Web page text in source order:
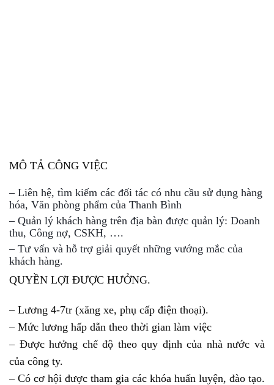
MÔ TẢ CÔNG VIỆC
– Liên hệ, tìm kiếm các đối tác có nhu cầu sử dụng hàng
hóa, Văn phòng phẩm của Thanh Bình
– Quản lý khách hàng trên địa bàn được quản lý: Doanh
thu, Công nợ, CSKH, ….
– Tư vấn và hỗ trợ giải quyết những vướng mắc của
khách hàng.
QUYỀN LỢI ĐƯỢC HƯỞNG.
– Lương 4-7tr (xăng xe, phụ cấp điện thoại).
– Mức lương hấp dẫn theo thời gian làm việc
– Được hưởng chế độ theo quy định của nhà nước và
của công ty.
– Có cơ hội được tham gia các khóa huấn luyện, đào tạo.